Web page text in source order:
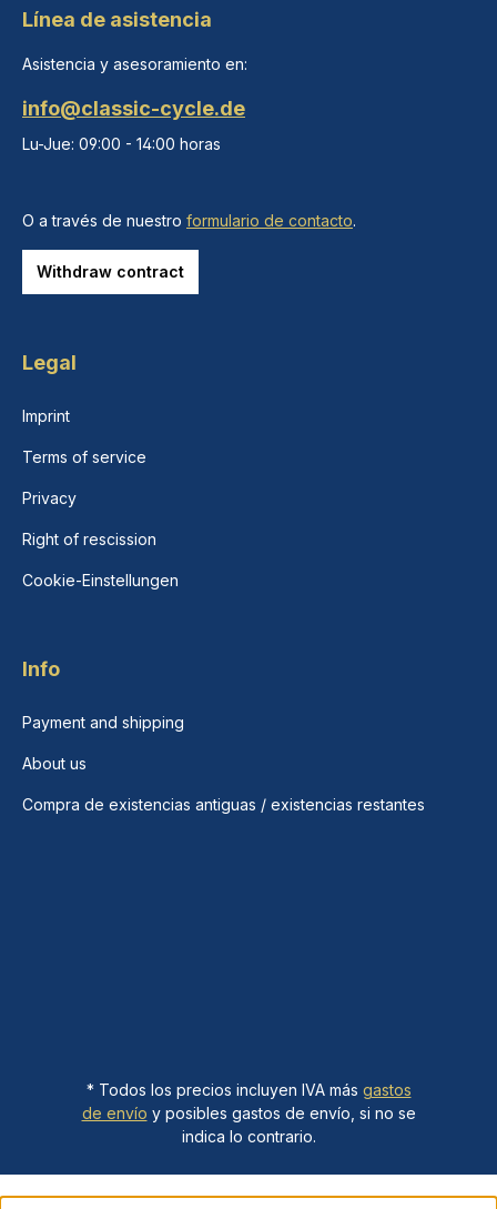
Línea de asistencia
Asistencia y asesoramiento en:
info@classic-cycle.de
Lu-Jue: 09:00 - 14:00 horas
O a través de nuestro formulario de contacto.
Withdraw contract
Legal
Imprint
Terms of service
Privacy
Right of rescission
Cookie-Einstellungen
Info
Payment and shipping
About us
Compra de existencias antiguas / existencias restantes
* Todos los precios incluyen IVA más gastos
de envío y posibles gastos de envío, si no se
indica lo contrario.